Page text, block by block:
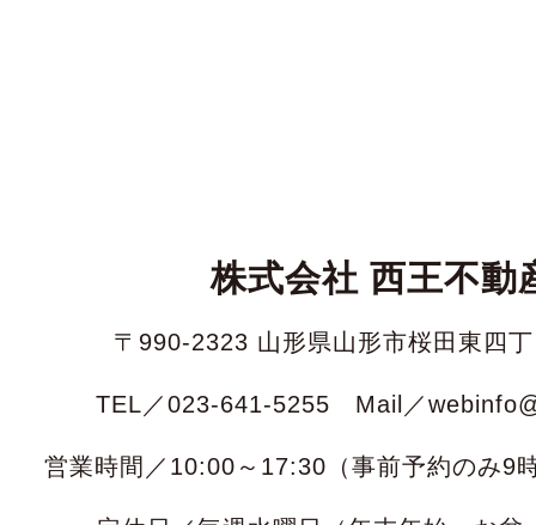
株式会社 西王不動
〒990-2323 山形県山形市桜田東四
TEL／023-641-5255 Mail／
営業時間／10:00～17:30（事前予約のみ9